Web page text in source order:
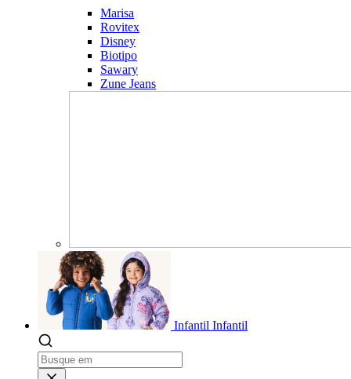
Marisa
Rovitex
Disney
Biotipo
Sawary
Zune Jeans
Infantil Infantil